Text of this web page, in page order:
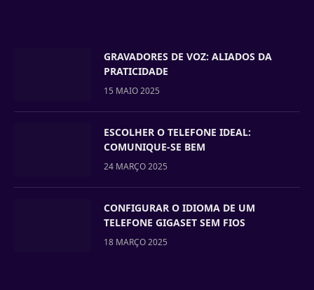
GRAVADORES DE VOZ: ALIADOS DA
PRATICIDADE
15 MAIO 2025
ESCOLHER O TELEFONE IDEAL:
COMUNIQUE-SE BEM
24 MARÇO 2025
CONFIGURAR O IDIOMA DE UM
TELEFONE GIGASET SEM FIOS
18 MARÇO 2025